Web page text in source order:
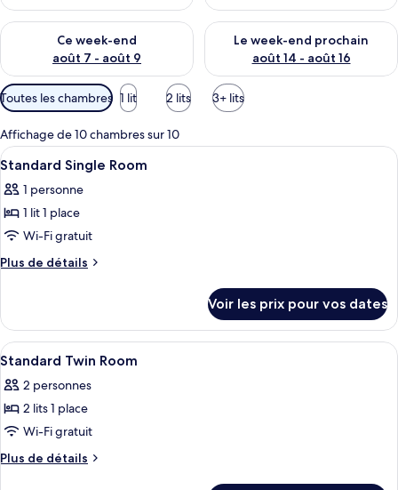
Ce week-end
août 7 - août 9
Vérifier la disponibilité pour ce week-end août 7 - août 9
Le week-end prochain
août 14 - août 16
Vérifier la disponibilité pour
Filtres
disponibles
pour
les
chambres
Toutes les chambres 1 lit 2 lits 3+ lits
Affichage de 10 chambres sur 10
Afficher
toutes
les
photos
pour
ce
chambre :
Standard
Single
Room
Une chambre d’hôtel avec un lit,
10
Standard Single Room
1 personne
1 lit 1 place
Wi-Fi gratuit
Plus de détails
Plus
le
type
de
Standard
Single
Voir les prix pour vos dates
Afficher
toutes
les
photos
pour
ce
Une chambre d’hôtel équipée d’une
5
Standard Twin Room
2 personnes
2 lits 1 place
Wi-Fi gratuit
Plus de détails
Plus